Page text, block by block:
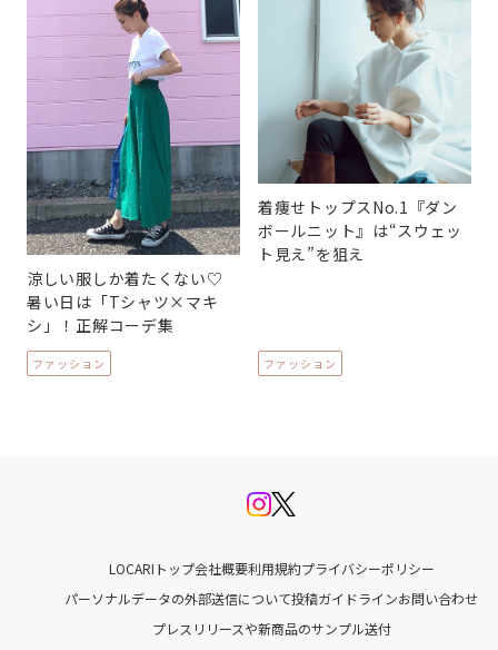
涼しい服しか着たくない♡
暑い日は「Tシャツ×マキ
シ」！正解コーデ集
ファッション
着痩せトップスNo.1『ダン
ボールニット』は“スウェッ
ト見え”を狙え
ファッション
LOCARIトップ会社概要利用規約プライバシーポリシー
パーソナルデータの外部送信について投稿ガイドラインお問い合わせ
プレスリリースや新商品のサンプル送付